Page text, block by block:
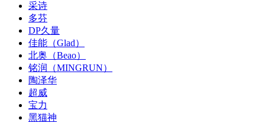
采诗
多芬
DP久量
佳能（Glad）
北奥（Beao）
铭润（MINGRUN）
陶泽华
超威
宝力
黑猫神